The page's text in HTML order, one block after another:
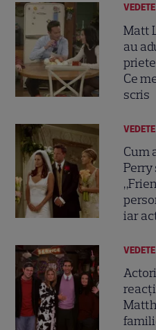
Matt
au
Ce
scris
Cum
iar